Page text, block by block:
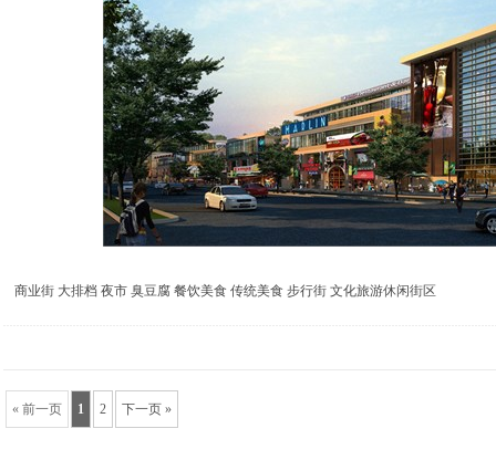
商业街 大排档 夜市 臭豆腐 餐饮美食 传统美食 步行街 文化旅游休闲街区
« 前一页 1 2 下一页 »